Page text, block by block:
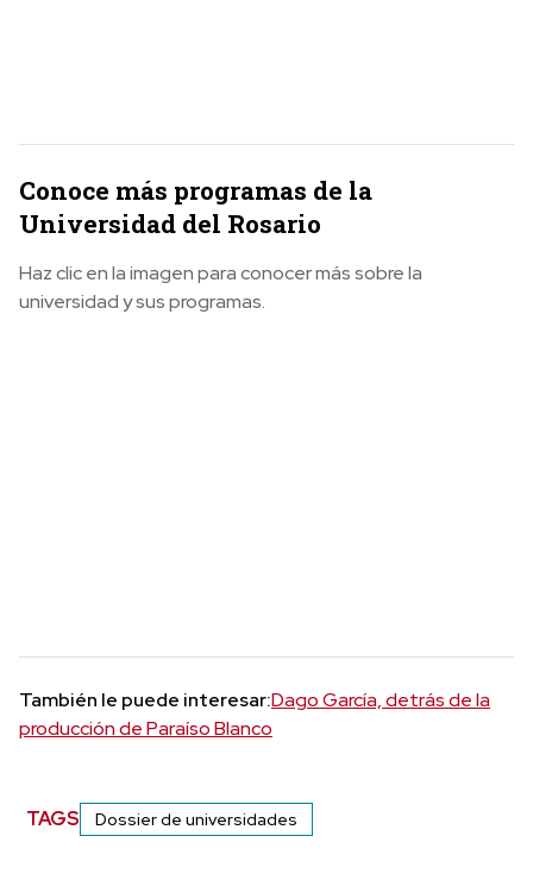
Conoce más programas de la
Universidad del Rosario
Haz clic en la imagen para conocer más sobre la
universidad y sus programas.
También le puede interesar:Dago García, detrás de la
producción de Paraíso Blanco
TAGS Dossier de universidades